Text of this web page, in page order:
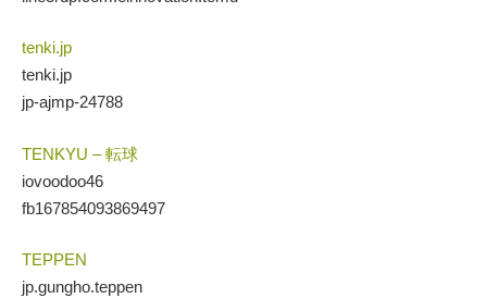
tenki.jp
tenki.jp
jp-ajmp-24788
TENKYU – 転球
iovoodoo46
fb167854093869497
TEPPEN
jp.gungho.teppen